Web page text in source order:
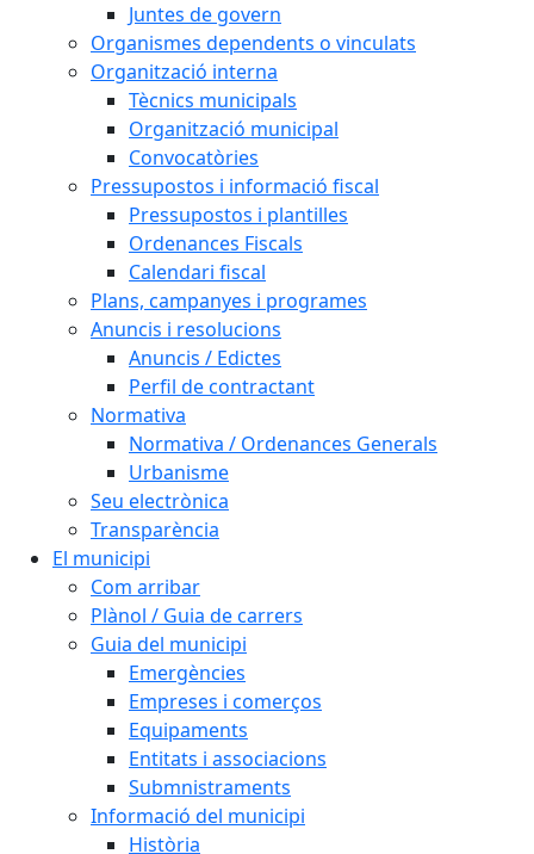
Juntes de govern
Organismes dependents o vinculats
Organització interna
Tècnics municipals
Organització municipal
Convocatòries
Pressupostos i informació fiscal
Pressupostos i plantilles
Ordenances Fiscals
Calendari fiscal
Plans, campanyes i programes
Anuncis i resolucions
Anuncis / Edictes
Perfil de contractant
Normativa
Normativa / Ordenances Generals
Urbanisme
Seu electrònica
Transparència
El municipi
Com arribar
Plànol / Guia de carrers
Guia del municipi
Emergències
Empreses i comerços
Equipaments
Entitats i associacions
Submnistraments
Informació del municipi
Història